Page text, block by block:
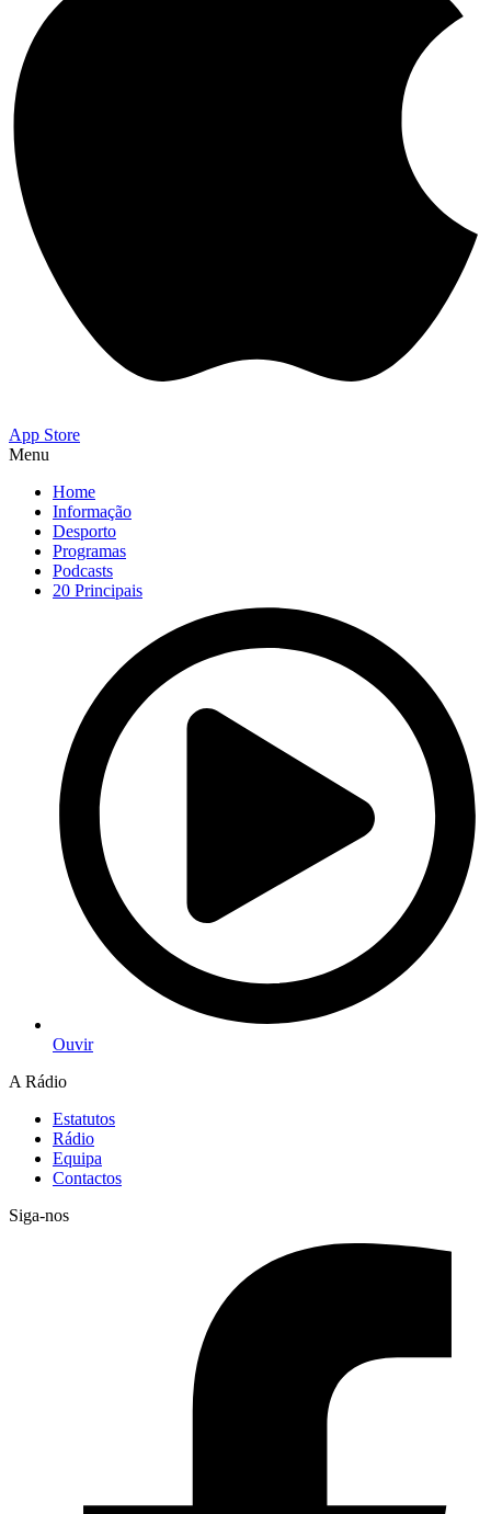
App Store
Menu
Home
Informação
Desporto
Programas
Podcasts
20 Principais
Ouvir
A Rádio
Estatutos
Rádio
Equipa
Contactos
Siga-nos